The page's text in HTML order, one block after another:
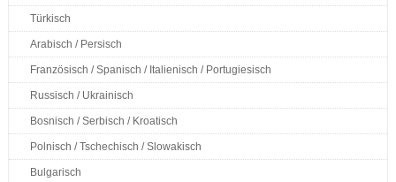
Türkisch
Arabisch / Persisch
Französisch / Spanisch / Italienisch / Portugiesisch
Russisch / Ukrainisch
Bosnisch / Serbisch / Kroatisch
Polnisch / Tschechisch / Slowakisch
Bulgarisch